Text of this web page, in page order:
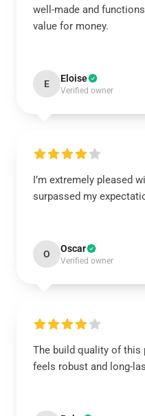
well-made and
value for money.
E Eloise
Verified owner
I’m extremely pleased
surpassed my
O Oscar
Verified owner
The build quality of
feels robust and long-